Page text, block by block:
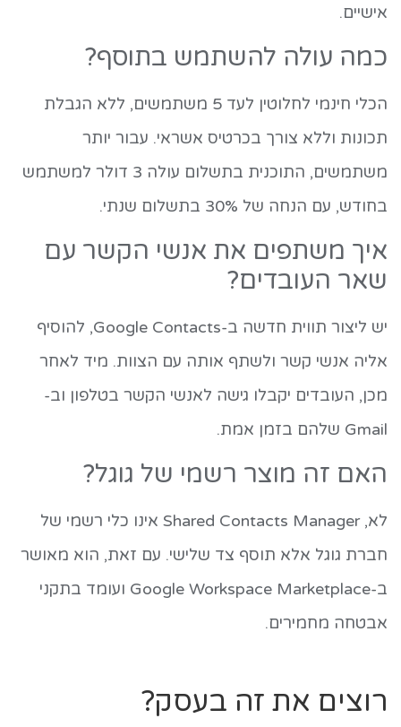
אישיים.
כמה עולה להשתמש בתוסף?
הכלי חינמי לחלוטין לעד 5 משתמשים, ללא הגבלת
תכונות וללא צורך בכרטיס אשראי. עבור יותר
משתמשים, התוכנית בתשלום עולה 3 דולר למשתמש
בחודש, עם הנחה של 30% בתשלום שנתי.
איך משתפים את אנשי הקשר עם
שאר העובדים?
יש ליצור תווית חדשה ב-Google Contacts, להוסיף
אליה אנשי קשר ולשתף אותה עם הצוות. מיד לאחר
מכן, העובדים יקבלו גישה לאנשי הקשר בטלפון וב-
Gmail שלהם בזמן אמת.
האם זה מוצר רשמי של גוגל?
לא, Shared Contacts Manager אינו כלי רשמי של
חברת גוגל אלא תוסף צד שלישי. עם זאת, הוא מאושר
ב-Google Workspace Marketplace ועומד בתקני
אבטחה מחמירים.
רוצים את זה בעסק?